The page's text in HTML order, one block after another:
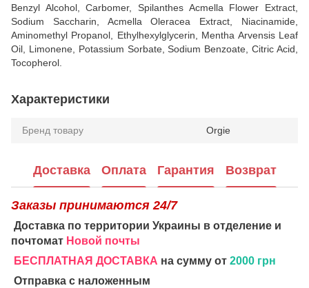
Benzyl Alcohol, Carbomer, Spilanthes Acmella Flower Extract,
Sodium Saccharin, Acmella Oleracea Extract, Niacinamide,
Aminomethyl Propanol, Ethylhexylglycerin, Mentha Arvensis Leaf
Oil, Limonene, Potassium Sorbate, Sodium Benzoate, Citric Acid,
Tocopherol.
Характеристики
Бренд товару Orgie
Доставка Оплата Гарантия Возврат
Заказы принимаются 24/7
Доставка по территории Украины в отделение и
почтомат Новой почты
БЕСПЛАТНАЯ ДОСТАВКА на сумму от 2000 грн
Отправка с наложенным